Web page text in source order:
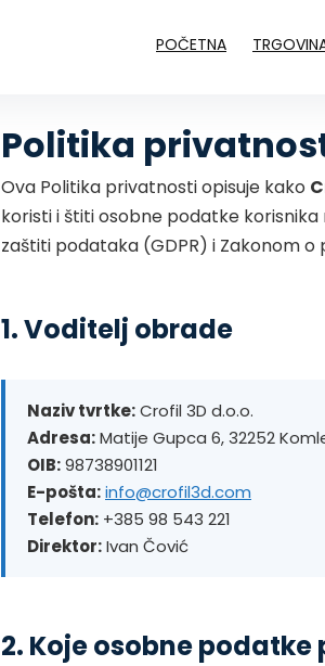
POČETNA
Politika
Ova Politika privatnosti opisuje kako
koristi i štiti osobne podatke
zaštiti podataka (GDPR) i Zakonom
1. Voditelj obrade
Naziv tvrtke:Crofil 3D d.o.o.
Adresa:Matije Gupca 6, 32252
OIB:98738901121
E-pošta:info@crofil3d.com
Telefon: +385 98 543 221
Direktor:Ivan Čović
2. Koje osobne